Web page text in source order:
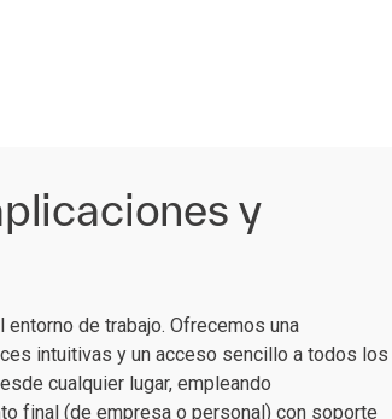
y
de trabajo. Ofrecemos una
intuitivas y un acceso sencillo a todos los
cualquier lugar, empleando
final (de empresa o personal) con soporte